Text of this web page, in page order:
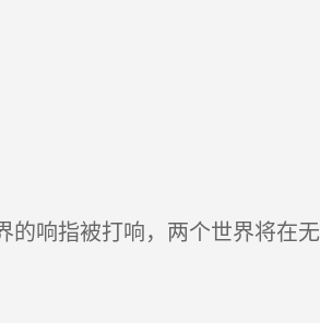
响指被打响，两个世界将在无